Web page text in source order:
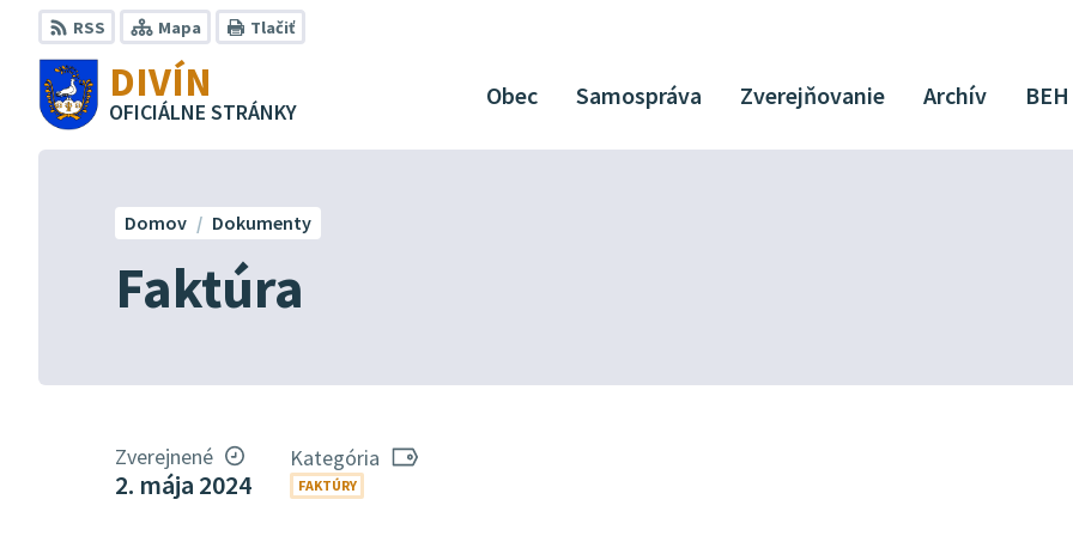
Preskočiť
na
obsah
RSS Mapa Tlačiť
DIVÍN
OFICIÁLNE STRÁNKY
Obec Samospráva Zverejňovanie Archív BEH
Faktúra
Domov Dokumenty
Zverejnené
2. mája 2024
Kategória
FAKTÚRY